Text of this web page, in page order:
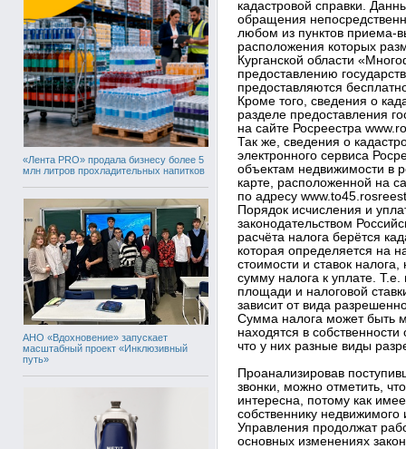
«Лента PRO» продала бизнесу более 5
млн литров прохладительных напитков
АНО «Вдохновение» запускает
масштабный проект «Инклюзивный
путь»
кадастровой справки.
обращения
любом из пунктов приема-
расположения которых
Курганской области
предоставлению
предоставляются
Кроме того, сведения о
разделе предоставления
на сайте Росреестра
Так же, сведения о
электронного сервиса
объектам недвижимости в
карте, расположенной на
по адресу
Порядок исчисления и
законодательством
расчёта налога берётся
которая определяется на
стоимости и ставок
сумму налога к уплате. Т.е.
площади и налоговой
зависит от вида
Сумма налога может быть
находятся в
что у них разные виды
Проанализировав
звонки, можно отметить,
интересна, потому как
собственнику
Управления продолжат
основных изменениях